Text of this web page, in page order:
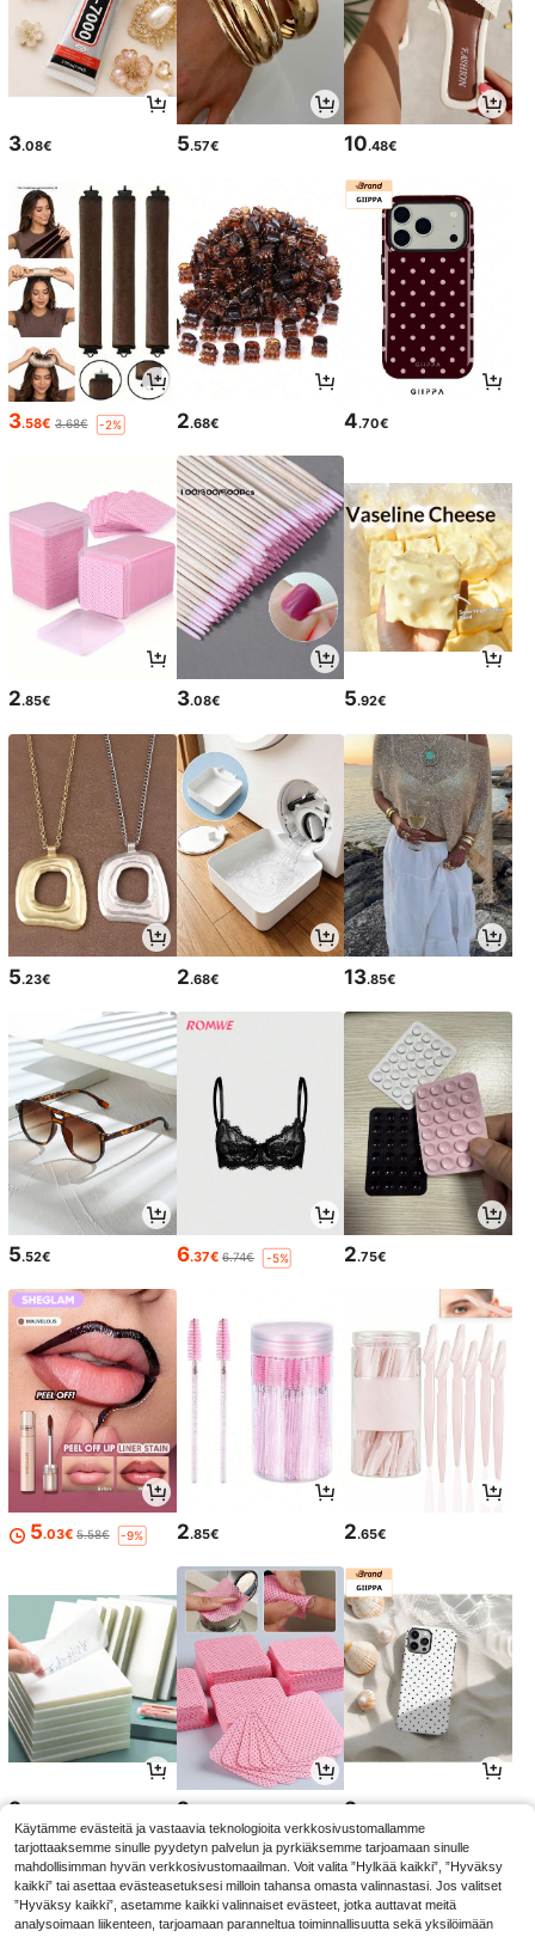
3.08€ 5.57€ 10.48€
3.58€ 3.68€ -2% 2.68€ 4.70€
2.85€ 3.08€ 5.92€
5.23€ 2.68€ 13.85€
5.52€ 6.37€ 6.74€ -5% 2.75€
5.03€ 5.58€ -9% 2.85€ 2.65€
3 2 3
Käytämme evästeitä ja vastaavia teknologioita verkkosivustomallamme
tarjottaaksemme sinulle pyydetyn palvelun ja pyrkiäksemme tarjoamaan sinulle
mahdollisimman hyvän verkkosivustomaailman. Voit valita ”Hylkää kaikki”, ”Hyväksy
kaikki” tai asettaa evästeasetuksesi milloin tahansa omasta valinnastasi. Jos valitset
”Hyväksy kaikki”, asetamme kaikki valinnaiset evästeet, jotka auttavat meitä
analysoimaan liikenteen, tarjoamaan paranneltua toiminnallisuutta sekä yksilöimään